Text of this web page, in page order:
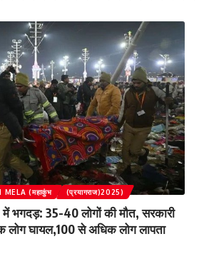
MELA (महाकुंभ (प्रयागराज)2025)
भगदड़: 35-40 लोगों की मौत, सरकारी
लोग घायल,100 से अधिक लोग लापता